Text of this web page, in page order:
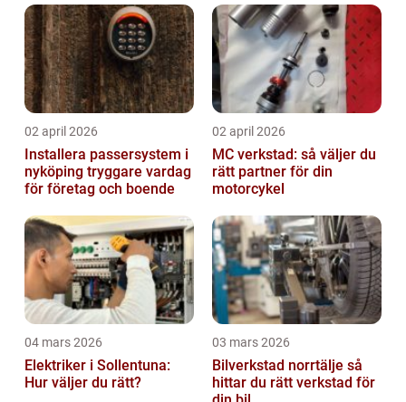
02 april 2026
Installera passersystem i
nyköping tryggare vardag
för företag och boende
02 april 2026
MC verkstad: så väljer du
rätt partner för din
motorcykel
04 mars 2026
Elektriker i Sollentuna:
Hur väljer du rätt?
03 mars 2026
Bilverkstad norrtälje så
hittar du rätt verkstad för